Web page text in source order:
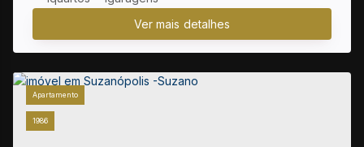
1986
Apartamento